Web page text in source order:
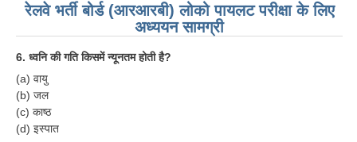
रेलवे भर्ती बोर्ड (आरआरबी) लोको पायलट परीक्षा के लिए
अध्ययन सामग्री
6. ध्वनि की गति किसमें न्यूनतम होती है?
(a) वायु
(b) जल
(c) काष्ठ
(d) इस्पात